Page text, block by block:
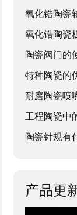
氧化锆陶瓷
氧化锆陶瓷
陶瓷阀门的
特种陶瓷的
耐磨陶瓷喷
工程陶瓷中
陶瓷针规有
产品更